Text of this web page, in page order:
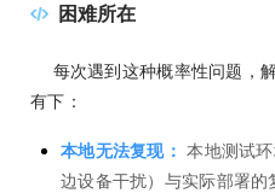
困难所在
每次遇到这种概率性问题，
有下：
本地无法复现： 本地测试
边设备干扰）与实际部署